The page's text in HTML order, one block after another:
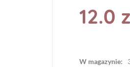
12.0
W magazynie: